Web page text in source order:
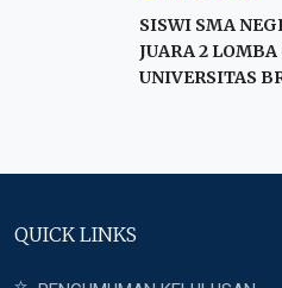
SISWI SMA
JUARA 2
UNIVERSITAS
QUICK LINKS